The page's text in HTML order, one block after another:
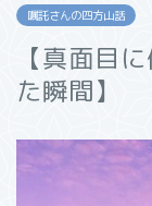
嘱託さんの四方山話
【真面目
た瞬間】